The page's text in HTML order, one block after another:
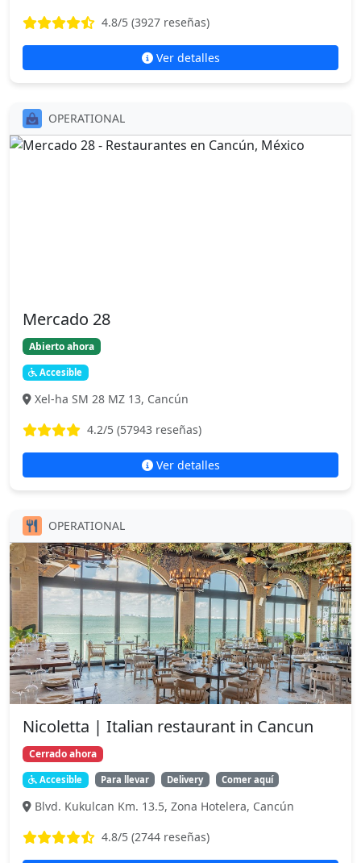
4.8/5 (3927 reseñas)
Ver detalles
OPERATIONAL
Mercado 28
Abierto ahora
Accesible
Xel-ha SM 28 MZ 13, Cancún
4.2/5 (57943 reseñas)
Ver detalles
OPERATIONAL
Nicoletta | Italian restaurant in Cancun
Cerrado ahora
Accesible Para llevar Delivery Comer aquí
Blvd. Kukulcan Km. 13.5, Zona Hotelera, Cancún
4.8/5 (2744 reseñas)